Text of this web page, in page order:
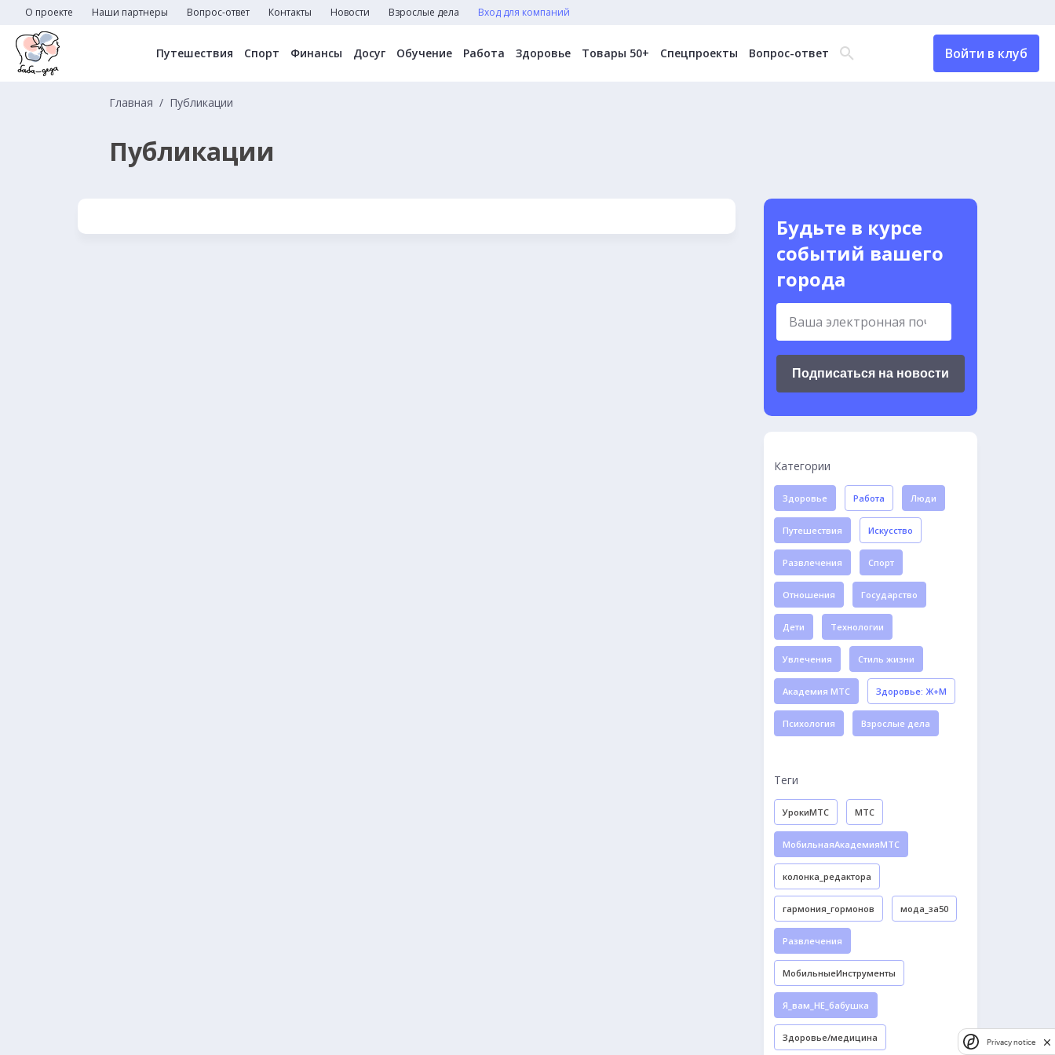
О проекте Наши партнеры Вопрос-ответ Контакты Новости Взрослые дела Вход для компаний
Путешествия Спорт Финансы Досуг Обучение Работа Здоровье Товары 50+ Спецпроекты Вопрос-ответ Войти в клуб
Главная Публикации
Публикации
Будьте в курсе
событий вашего
города
Подписаться на новости
Категории
Здоровье Работа Люди
Путешествия Искусство
Развлечения Спорт
Отношения Государство
Дети Технологии
Увлечения Стиль жизни
Академия МТС Здоровье: Ж+М
Психология Взрослые дела
Теги
УрокиМТС МТС
МобильнаяАкадемияМТС
колонка_редактора
гармония_гормонов мода_за50
Развлечения
МобильныеИнструменты
Я_вам_НЕ_бабушка
Здоровье/медицина Privacy notice